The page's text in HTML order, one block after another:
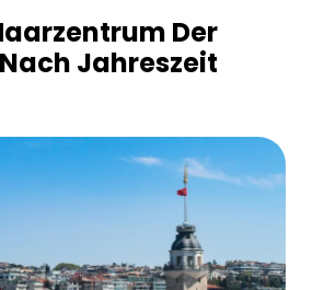
Der
Jahreszeit